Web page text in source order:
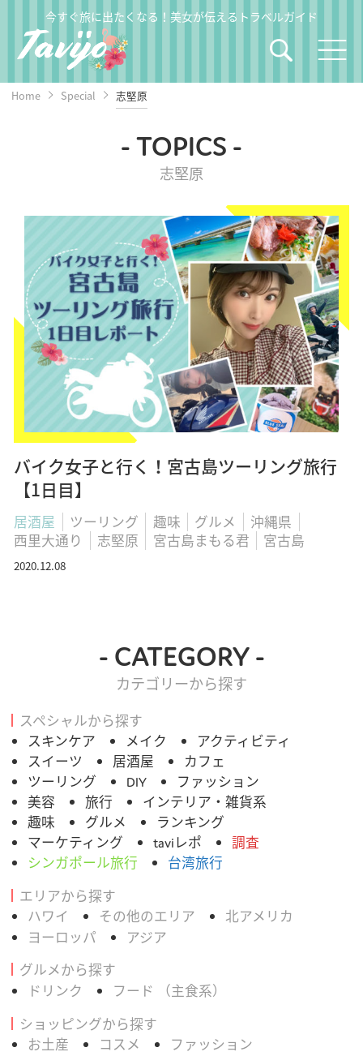
今すぐ旅に出たくなる！美女が伝えるトラベルガイド
Home Special 志堅原
- TOPICS -
志堅原
バイク女子と行く！宮古島ツーリング旅行
【1日目】
居酒屋 ツーリング 趣味 グルメ
沖縄県
西里大通り
志堅原 宮古島まもる君 宮古島
2020.12.08
- CATEGORY -
カテゴリーから探す
スペシャルから探す
スキンケア メイク
アクティビティ
スイーツ
居酒屋
カフェ
ツーリング
DIY
ファッション
美容
旅行
インテリア・雑貨系
趣味
グルメ
ランキング
マーケティング
taviレポ
調査
シンガポール旅行
台湾旅行
エリアから探す
ハワイ その他のエリア
北アメリカ
ヨーロッパ
アジア
グルメから探す
ドリンク フード （主食系）
ショッピングから探す
お土産 コスメ ファッション